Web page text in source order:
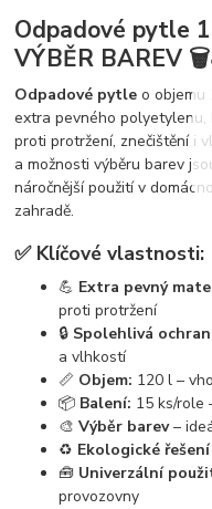
Odpadové pytle
VÝBĚR BAREV
Odpadové pytle o objemu
extra pevného
proti protržení, znečištění i
a možnosti výběru barev
náročnější použití v
zahradě.
✅ Klíčové vlastnosti:
💪 Extra pevný
proti protržení
🔒 Spolehlivá
a vlhkostí
📏 Objem: 120 l –
📦 Balení: 15 ks/role
🎨Výběr barev–
♻️ Ekologické řešení
🧰 Univerzální
provozovny